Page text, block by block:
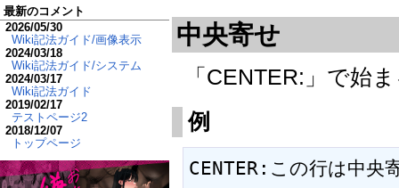
中央寄せ
「CENTER:」で始
例
CENTER:この行は中央
最新のコメント
2026/05/30
Wiki記法ガイド/画像表示
2024/03/18
Wiki記法ガイド/システム
2024/03/17
Wiki記法ガイド
2019/02/17
テストページ2
2018/12/07
トップページ